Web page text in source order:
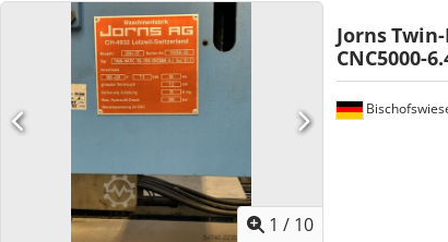
1 / 10
Jorns
CNC5000-